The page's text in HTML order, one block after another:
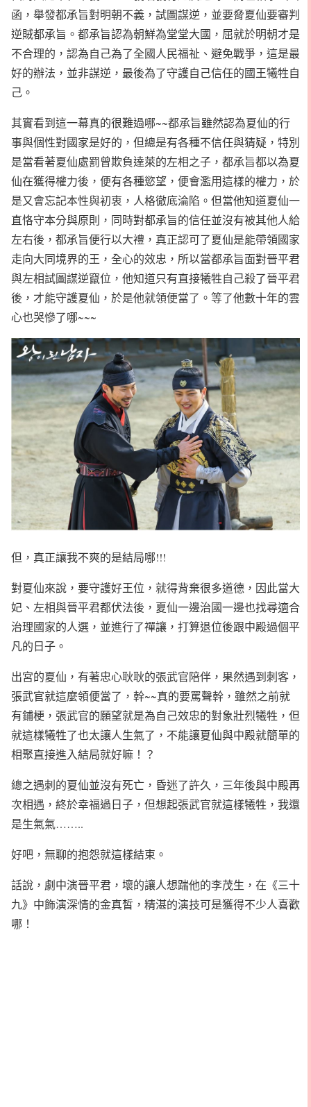
函，舉發都承旨對明朝不義，試圖謀逆，並要脅夏仙要審判
逆賊都承旨。都承旨認為朝鮮為堂堂大國，屈就於明朝才是
不合理的，認為自己為了全國人民福祉、避免戰爭，這是最
好的辦法，並非謀逆，最後為了守護自己信任的國王犧牲自
己。
其實看到這一幕真的很難過哪~~都承旨雖然認為夏仙的行
事與個性對國家是好的，但總是有各種不信任與猜疑，特別
是當看著夏仙處罰曾欺負達萊的左相之子，都承旨都以為夏
仙在獲得權力後，便有各種慾望，便會濫用這樣的權力，於
是又會忘記本性與初衷，人格徹底淪陷。但當他知道夏仙一
直恪守本分與原則，同時對都承旨的信任並沒有被其他人給
左右後，都承旨便行以大禮，真正認可了夏仙是能帶領國家
走向大同境界的王，全心的效忠，所以當都承旨面對晉平君
與左相試圖謀逆竄位，他知道只有直接犧牲自己殺了晉平君
後，才能守護夏仙，於是他就領便當了。等了他數十年的雲
心也哭慘了哪~~~
但，真正讓我不爽的是結局哪!!!
對夏仙來說，要守護好王位，就得背棄很多道德，因此當大
妃、左相與晉平君都伏法後，夏仙一邊治國一邊也找尋適合
治理國家的人選，並進行了禪讓，打算退位後跟中殿過個平
凡的日子。
出宮的夏仙，有著忠心耿耿的張武官陪伴，果然遇到刺客，
張武官就這麼領便當了，幹~~真的要罵聲幹，雖然之前就
有鋪梗，張武官的願望就是為自己效忠的對象壯烈犧牲，但
就這樣犧牲了也太讓人生氣了，不能讓夏仙與中殿就簡單的
相聚直接進入結局就好嘛！？
總之遇刺的夏仙並沒有死亡，昏迷了許久，三年後與中殿再
次相遇，終於幸福過日子，但想起張武官就這樣犧牲，我還
是生氣氣……..
好吧，無聊的抱怨就這樣結束。
話說，劇中演晉平君，壞的讓人想踹他的李茂生，在《三十
九》中飾演深情的金真皙，精湛的演技可是獲得不少人喜歡
哪！